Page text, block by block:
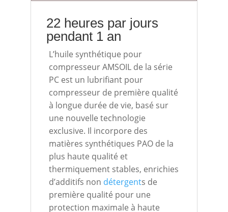
22 heures par jours
pendant 1 an
L’huile synthétique pour
compresseur AMSOIL de la série
PC est un lubrifiant pour
compresseur de première qualité
à longue durée de vie, basé sur
une nouvelle technologie
exclusive. Il incorpore des
matières synthétiques PAO de la
plus haute qualité et
thermiquement stables, enrichies
d’additifs non détergents de
première qualité pour une
protection maximale à haute